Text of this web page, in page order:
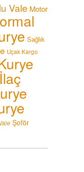
Vale Motor
Sağlık
Uçak Kargo
İlaç
Şoför